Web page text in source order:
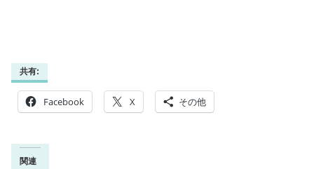
共有:
Facebook X その他
関連